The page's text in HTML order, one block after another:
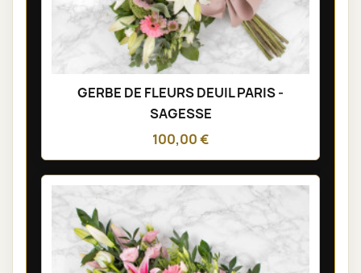
GERBE DE FLEURS DEUIL PARIS -
SAGESSE
100,00 €